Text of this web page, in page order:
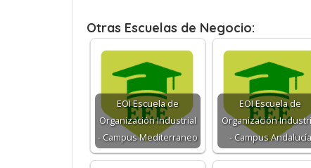
Otras Escuelas de Negocio:
EOI Escuela de
Organización Industrial
- Campus Mediterraneo
EOI Escuela de
Organización
- Campus Andalucía